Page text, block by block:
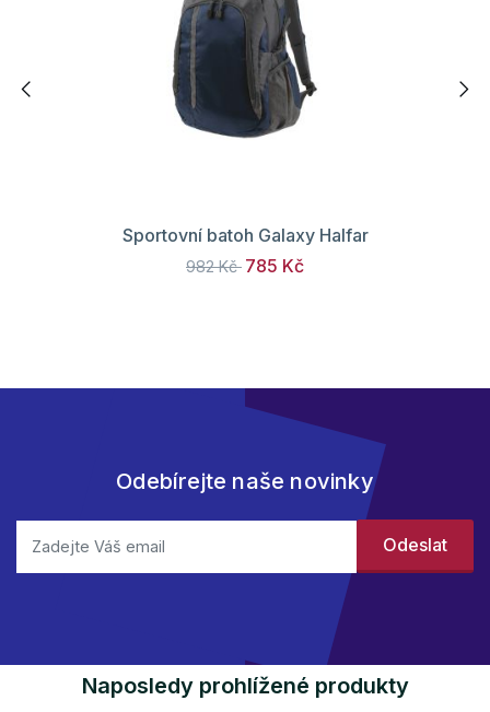
Sportovní batoh Galaxy Halfar
982 Kč 785 Kč
Odebírejte naše novinky
Naposledy prohlížené produkty